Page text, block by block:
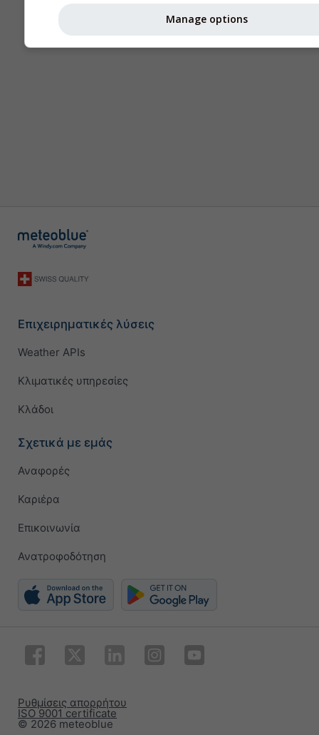
Επιχειρηματικές λύσεις
Weather APIs
Κλιματικές υπηρεσίες
Κλάδοι
Σχετικά με εμάς
Αναφορές
Καριέρα
Επικοινωνία
Ανατροφοδότηση
© 2026 meteoblue
ISO 9001 certificate
Ρυθμίσεις απορρήτου
Manage options